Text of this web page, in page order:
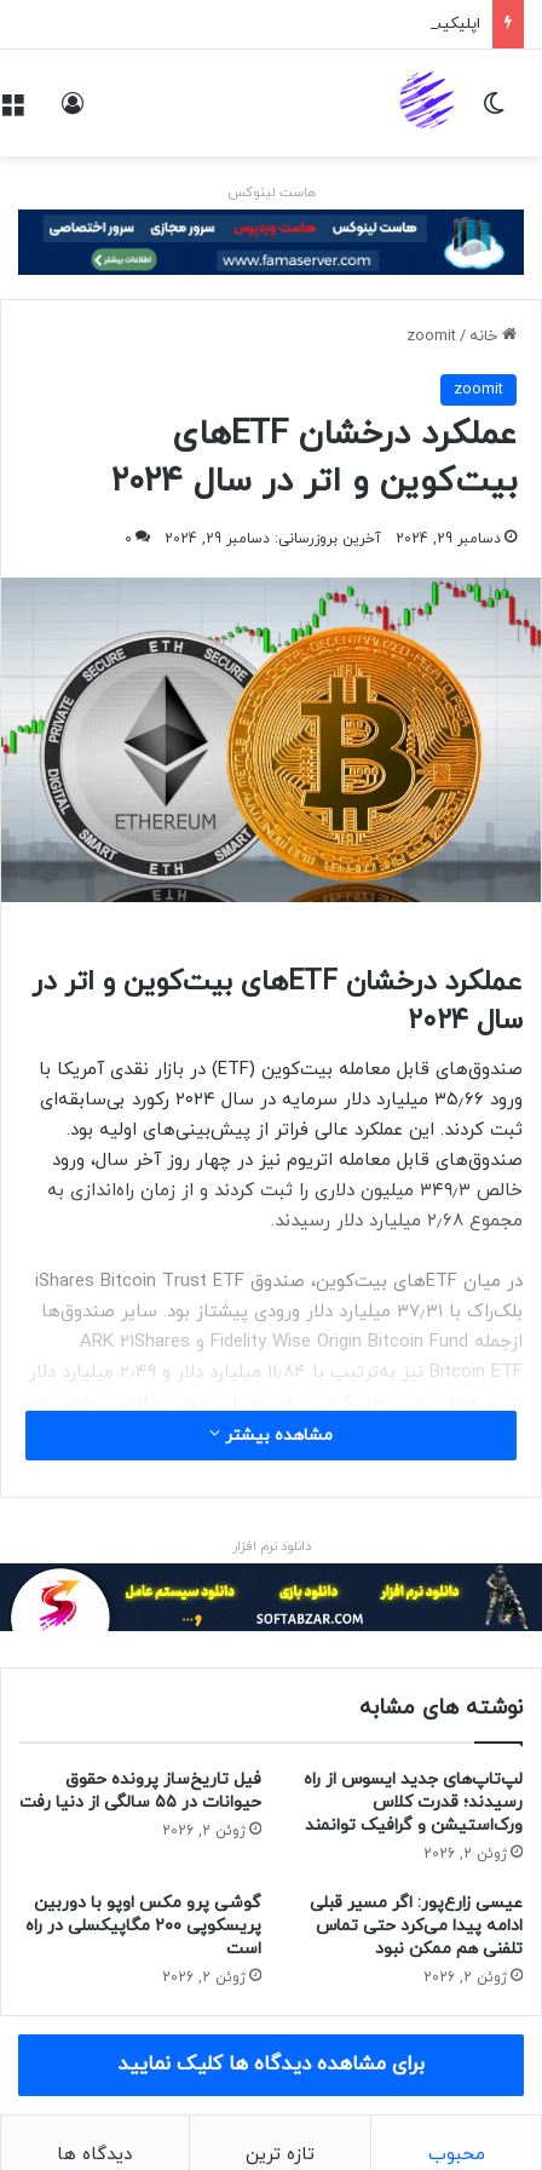
اپلیکیشن پیام‌رسان ایکس در راه است
تغییر پوسته
هاست لینوکس
خانه /
zoomit
zoomit
عملکرد درخشان ETFهای
بیت‌کوین و اتر در سال ۲۰۲۴
دسامبر 29, 2024 آخرین بروزرسانی: دسامبر 29, 2024 0
عملکرد درخشان ETFهای بیت‌کوین و اتر در
سال ۲۰۲۴
صندوق‌های قابل معامله بیت‌کوین (ETF) در بازار نقدی آمریکا با
ورود ۳۵٫۶۶ میلیارد دلار سرمایه در سال ۲۰۲۴ رکورد بی‌سابقه‌ای
ثبت کردند. این عملکرد عالی فراتر از پیش‌بینی‌های اولیه بود.
صندوق‌های قابل معامله اتریوم نیز در چهار روز آخر سال، ورود
خالص ۳۴۹٫۳ میلیون دلاری را ثبت کردند و از زمان راه‌اندازی به
مجموع ۲٫۶۸ میلیارد دلار رسیدند.
در میان ETFهای بیت‌کوین، صندوق iShares Bitcoin Trust ETF
بلک‌راک با ۳۷٫۳۱ میلیارد دلار ورودی پیشتاز بود. سایر صندوق‌ها
ازجمله Fidelity Wise Origin Bitcoin Fund و ARK 21Shares
Bitcoin ETF نیز به‌ترتیب با ۱۱٫۸۴ میلیارد دلار و ۲٫۴۹ میلیارد دلار
بر‌اساس اعلام Farside، صندوق‌های بیت‌کوین در پایان سال ۲۰۲۴
با خروجی همراه بود و صندوق IBIT بزرگ‌ترین خروجی خود را در ۲۴
دسامبر (۴ دی ۱۴۰۳) تجربه کرد.
گزارش‌های بازار نشان می‌دهد که تقاضای اصلی برای صندوق‌های
قابل‌ معامله بیت‌کوین از سوی سرمایه‌گذاران خُرد بوده است و نه
مؤسسه‌های مالی؛ البته تحلیلگران امیدوارند که حضور
مؤسسه‌های مالی در سال ۲۰۲۵ افزایش یابد.
صندوق‌های قابل معامله‌ اتر هم عملکرد موفقی ار خود نشان دادند
پیش‌بینی می‌شود که این صندوق‌ها با افزایش فعالیت‌ها در
لایه‌ی دوم اتریوم و رشد استیبل‌کوین‌ها، در سال ۲۰۲۵ رشد
بیشتری تجربه کنند.
منبع : زومیت
مشاهده بیشتر
دانلود نرم افزار
نوشته های مشابه
لپ‌تاپ‌های جدید ایسوس از راه
رسیدند؛ قدرت کلاس
ورک‌استیشن و گرافیک توانمند
ژوئن 2, 2026
فیل تاریخ‌ساز پرونده حقوق
حیوانات در ۵۵ سالگی از دنیا رفت
ژوئن 2, 2026
عیسی زارع‌پور: اگر مسیر قبلی
ادامه پیدا می‌کرد حتی تماس
تلفنی هم ممکن نبود
ژوئن 2, 2026
گوشی پرو مکس اوپو با دوربین
پریسکوپی ۲۰۰ مگاپیکسلی در راه
است
ژوئن 2, 2026
برای مشاهده دیدگاه ها کلیک نمایید
محبوب تازه ترین دیدگاه ها